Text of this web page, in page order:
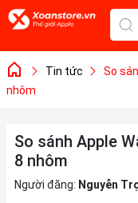
Tin tức
So
nhôm
So sánh Apple
8 nhôm
Người đăng: Nguyễn